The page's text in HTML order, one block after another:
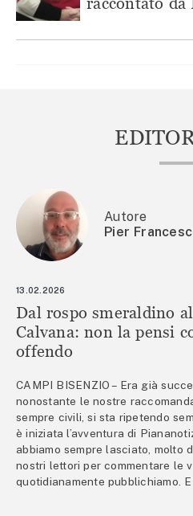
Autore
Pier
13.02.2026
Dal rospo smeraldino
Calvana: non la pensi
offendo
CAMPI BISENZIO – Era già
nonostante le nostre
sempre civili, si sta ripetendo
è iniziata l’avventura di
abbiamo sempre lasciato, molto
nostri lettori per commentare le
quotidianamente pubblichiamo.